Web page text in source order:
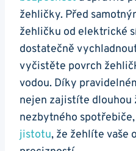
žehličky. Před‌
žehličku od​ elektrické
dostatečně
vyčistěte povrch
vodou. Díky
nejen ​zajistíte
nezbytného spotřebiče,
jistotu, že žehlíte vaše